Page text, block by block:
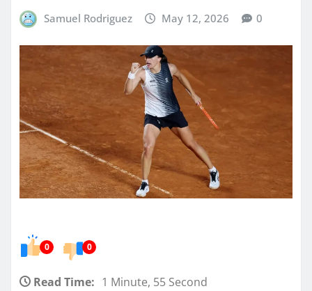
Samuel Rodriguez May 12, 2026 0
0 0
Read Time: 1 Minute, 55 Second